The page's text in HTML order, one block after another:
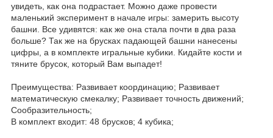
увидеть, как она подрастает. Можно даже провести
маленький эксперимент в начале игры: замерить высоту
башни. Все удивятся: как же она стала почти в два раза
больше? Так же на брусках падающей башни нанесены
цифры, а в комплекте игральные кубики. Кидайте кости и
тяните брусок, который Вам выпадет!
Преимущества: Развивает координацию; Развивает
математическую смекалку; Развивает точность движений;
Сообразительность;
В комплект входит: 48 брусков; 4 кубика;